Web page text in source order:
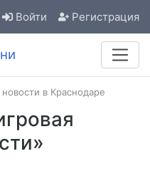
Войти Регистрация
в Краснодаре